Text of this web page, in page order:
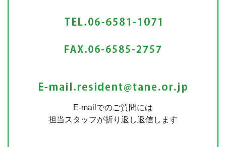
E-mailでのご質問には
担当スタッフが折り返し返信します